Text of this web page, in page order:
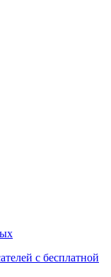
с бесплатной